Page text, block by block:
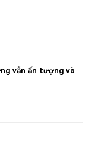
vẫn ấn tượng và